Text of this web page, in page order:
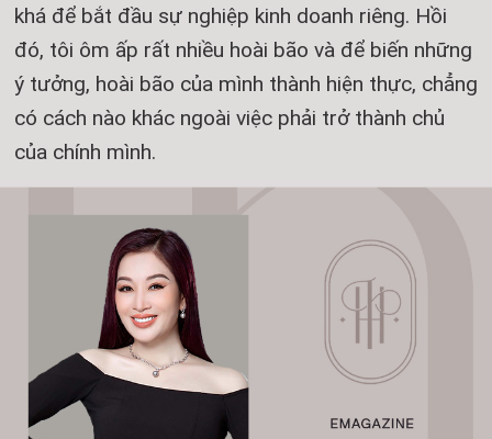
khá để bắt đầu sự nghiệp kinh doanh riêng. Hồi
đó, tôi ôm ấp rất nhiều hoài bão và để biến những
ý tưởng, hoài bão của mình thành hiện thực, chẳng
có cách nào khác ngoài việc phải trở thành chủ
của chính mình.